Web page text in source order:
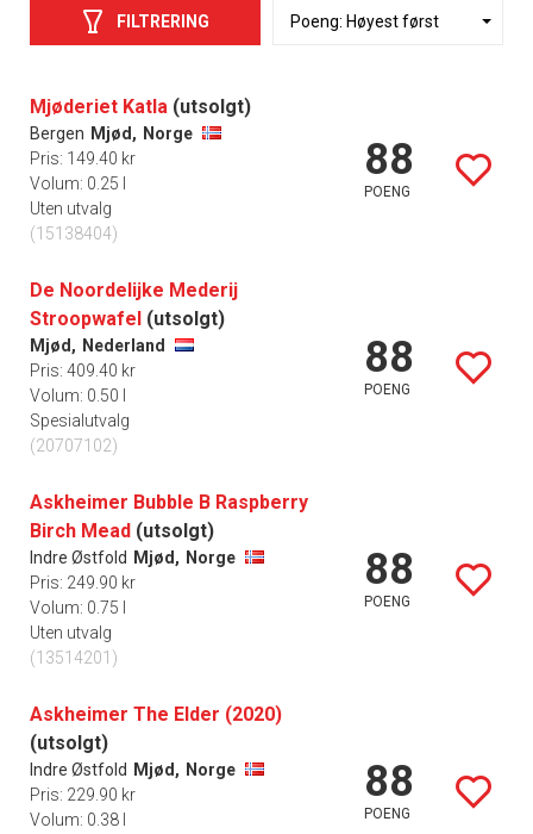
FILTRERING
Mjøderiet Katla (utsolgt)
Bergen Mjød, Norge
Pris: 149.40 kr
Volum: 0.25 l
Uten utvalg
(15138404)
88
POENG
De Noordelijke Mederij
Stroopwafel (utsolgt)
Mjød, Nederland
Pris: 409.40 kr
Volum: 0.50 l
Spesialutvalg
(20707102)
88
POENG
Askheimer Bubble B Raspberry
Birch Mead (utsolgt)
Indre Østfold Mjød, Norge
Pris: 249.90 kr
Volum: 0.75 l
Uten utvalg
(13514201)
88
POENG
Askheimer The Elder (2020)
(utsolgt)
Indre Østfold Mjød, Norge
Pris: 229.90 kr
Volum: 0.38 l
88
POENG